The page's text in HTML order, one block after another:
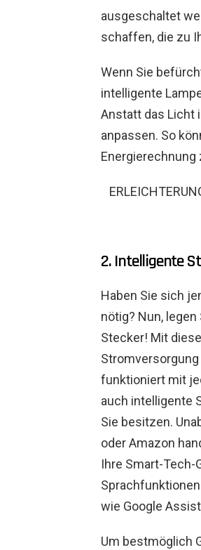
ausgeschaltet
schaffen, die zu
Wenn Sie
intelligente
Anstatt das Licht
anpassen. So
Energierechnung
2. Intelligente
Haben Sie sich
nötig? Nun,
Stecker! Mit
funktioniert mit
auch intelligente
Sie besitzen.
oder Amazon
Ihre Smart-Tech-
wie Google
Um bestmöglich